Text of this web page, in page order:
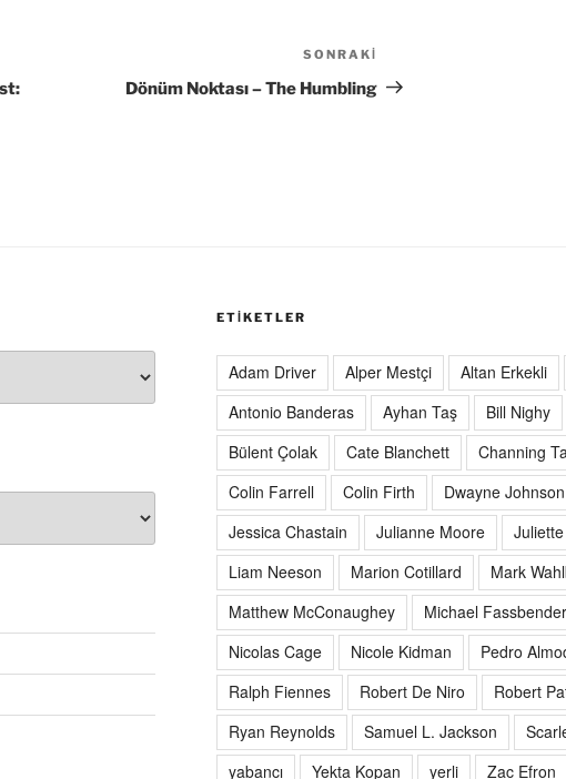
Yazı
SONRAKI
Dönüm Noktası – The Humbling
ETIKETLER
Adam Driver Alper Mestçi Altan Erkekli
Antonio Banderas
Ayhan Taş Bill Nighy
Bülent Çolak
Cate Blanchett Channing
Colin Farrell
Colin Firth Dwayne Johnson
Jessica Chastain
Julianne Moore
Liam Neeson
Marion Cotillard Mark
Matthew McConaughey
Michael Fassbender
Nicolas Cage
Nicole Kidman Pedro
Ralph Fiennes
Robert De Niro Robert
Ryan Reynolds
Samuel L. Jackson
yabancı
Yekta Kopan yerli Zac Efron